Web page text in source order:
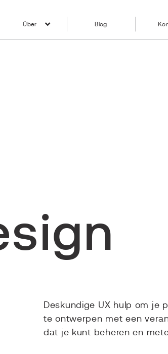
Über Blog
Deskundige UX hulp om je
te ontwerpen met een
dat je kunt beheren en